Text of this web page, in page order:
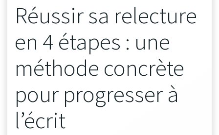
Réussir sa relecture
en 4 étapes : une
méthode concrète
pour progresser à
l’écrit